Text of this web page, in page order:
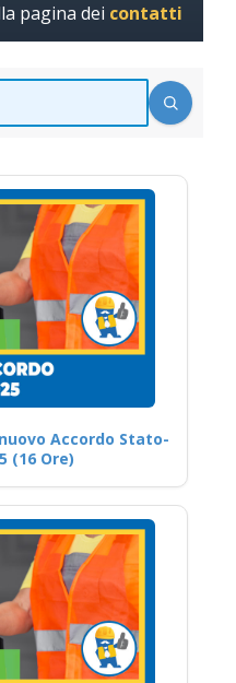
pagina dei contatti
Accordo Stato-
(16 Ore)